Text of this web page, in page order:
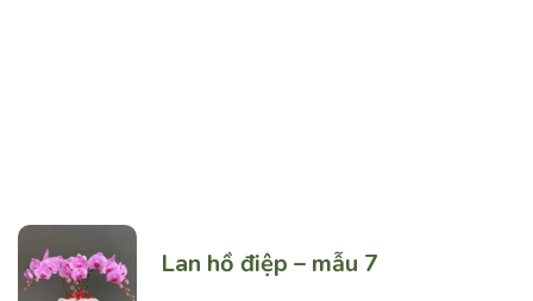
Lan hồ điệp – mẫu 7